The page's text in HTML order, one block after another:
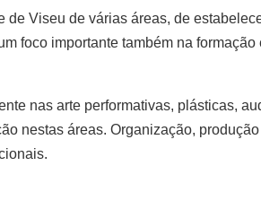
Viseu de várias áreas, de
foco importante também na formação
nas arte performativas, plásticas,
nestas áreas. Organização,